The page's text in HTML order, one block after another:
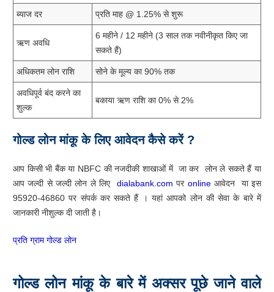
ब्याज दर प्रति माह @ 1.25% से शुरू
ऋण अवधि
6 महीने / 12 महीने (3 साल तक नवीनीकृत किए जा
सकते हैं)
अधिकतम लोन राशि सोने के मूल्य का 90% तक
अवधिपूर्व बंद करने का
शुल्क
बकाया ऋण राशि का 0% से 2%
गोल्ड लोन मांकू के लिए आवेदन कैसे करें?
आप किसी भी बैंक या NBFC की नजदीकी शाखाओं में जा कर लोन ले सकते हैं या
आप जल्दी से जल्दी लोन ले लिए dialabank.com पर onlineआवेदन या इस
95920-46860 पर संपर्क कर सकते हैं । यहां आपको लोन की सेवा के बारे में
जानकारी नीशुल्क दी जाती है।
प्रति ग्राम गोल्ड लोन
गोल्ड लोन मांकू के बारे में अक्सर पूछे जाने वाले